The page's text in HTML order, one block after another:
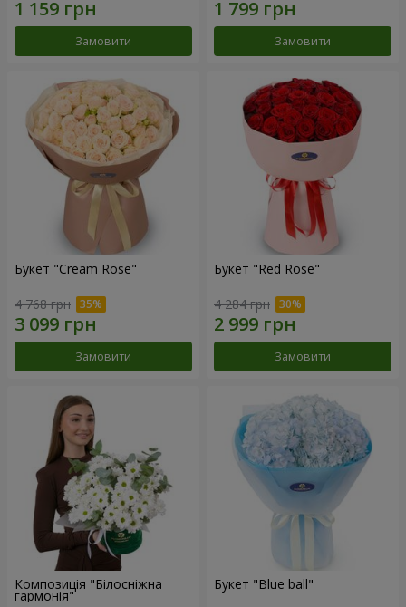
Замовити Замовити
Букет "Cream Rose"
4 768 грн
Замовити
Букет "Red Rose"
4 284 грн
Замовити
Композиція "Білосніжна
гармонія"
Букет "Blue ball"